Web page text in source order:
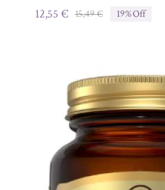
15,49€El
15,49 €.
12,55 €
El
12,55 €.
19% Off